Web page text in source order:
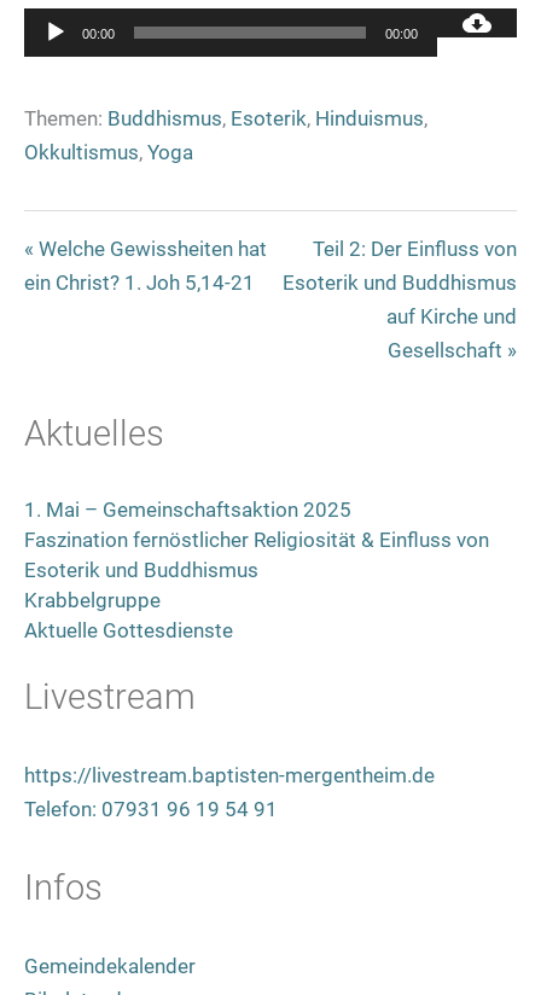
Audio-
Player
00:00 00:00
Themen: Buddhismus, Esoterik, Hinduismus,
Okkultismus, Yoga
« Welche Gewissheiten hat
ein Christ? 1. Joh 5,14-21
Teil 2: Der Einfluss von
Esoterik und Buddhismus
auf Kirche und
Gesellschaft »
Aktuelles
1. Mai – Gemeinschaftsaktion 2025
Faszination fernöstlicher Religiosität & Einfluss von
Esoterik und Buddhismus
Krabbelgruppe
Aktuelle Gottesdienste
Livestream
https://livestream.baptisten-mergentheim.de
Telefon: 07931 96 19 54 91
Infos
Gemeindekalender